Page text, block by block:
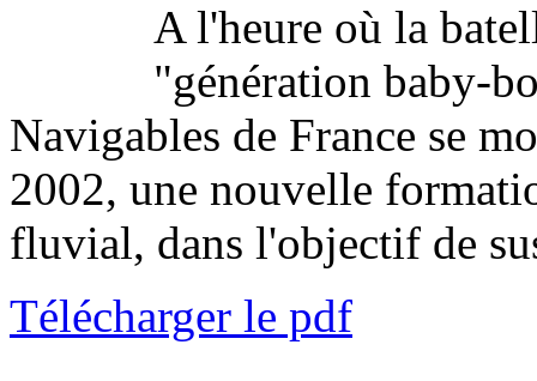
A l'heure où la
"génération baby-
Navigables de France se
2002, une nouvelle
fluvial, dans l'objectif de
Télécharger le pdf